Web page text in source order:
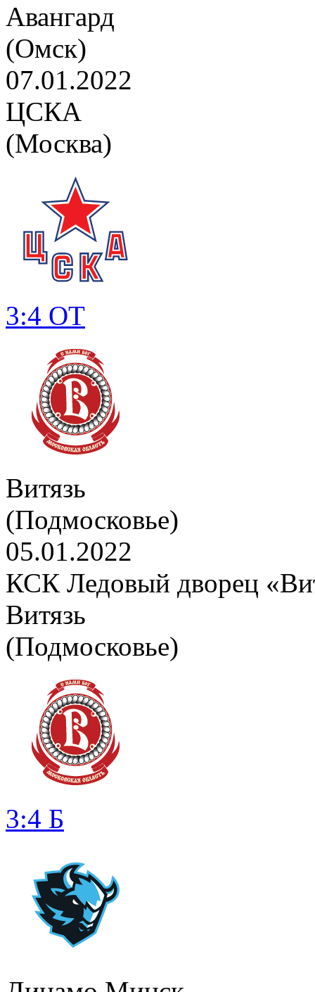
Авангард
(Омск)
07.01.2022
ЦСКА
(Москва)
3:4 ОТ
Витязь
(Подмосковье)
05.01.2022
КСК Ледовый дворец
Витязь
(Подмосковье)
3:4 Б